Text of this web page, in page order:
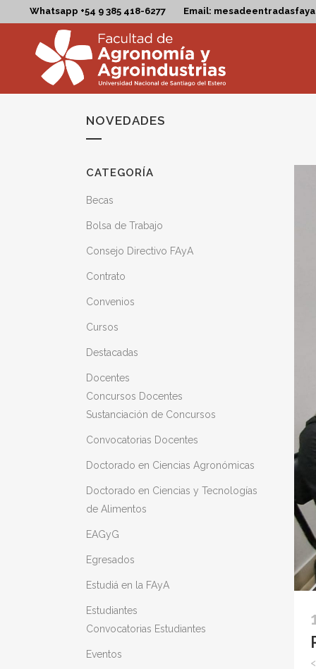
Email:
Whatsapp +54 9 385 418-6277
NOVEDADES
CATEGORÍA
Becas
Bolsa de Trabajo
Consejo Directivo FAyA
Contrato
Convenios
Cursos
Destacadas
Docentes
Concursos Docentes
Sustanciación de Concursos
Convocatorias Docentes
Doctorado en Ciencias Agronómicas
Doctorado en Ciencias y Tecnologías
de Alimentos
EAGyG
Egresados
Estudiá en la FAyA
Estudiantes
Convocatorias Estudiantes
Eventos